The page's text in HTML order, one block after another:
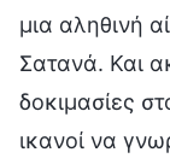
μια αληθινή
Σατανά. Και
δοκιμασίες
ικανοί να